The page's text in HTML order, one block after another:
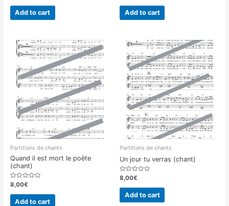
out
Add to cart
out
Add to cart
Partitions de chants
Quand il est mort le poète
(chant)
Rated
out
8,00€
Add to cart
Partitions de chants
Un jour tu verras (chant)
Rated
out
8,00€
Add to cart